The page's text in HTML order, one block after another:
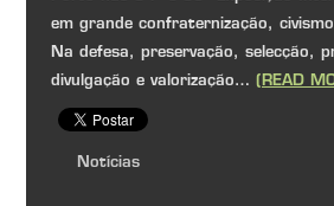
em grande confraternização,
Na defesa, preservação, selecção,
divulgação e valorização…
(READ
Notícias